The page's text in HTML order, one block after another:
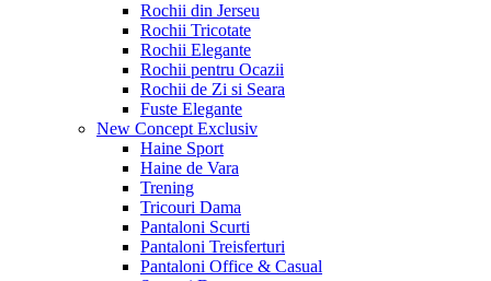
Rochii din Jerseu
Rochii Tricotate
Rochii Elegante
Rochii pentru Ocazii
Rochii de Zi si Seara
Fuste Elegante
New Concept Exclusiv
Haine Sport
Haine de Vara
Trening
Tricouri Dama
Pantaloni Scurti
Pantaloni Treisferturi
Pantaloni Office & Casual